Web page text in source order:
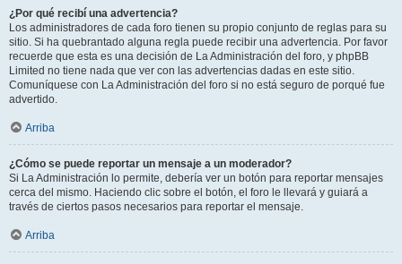
¿Por qué recibí una advertencia?
Los administradores de cada foro tienen su propio conjunto de reglas para su
sitio. Si ha quebrantado alguna regla puede recibir una advertencia. Por favor
recuerde que esta es una decisión de La Administración del foro, y phpBB
Limited no tiene nada que ver con las advertencias dadas en este sitio.
Comuníquese con La Administración del foro si no está seguro de porqué fue
advertido.
Arriba
¿Cómo se puede reportar un mensaje a un moderador?
Si La Administración lo permite, debería ver un botón para reportar mensajes
cerca del mismo. Haciendo clic sobre el botón, el foro le llevará y guiará a
través de ciertos pasos necesarios para reportar el mensaje.
Arriba